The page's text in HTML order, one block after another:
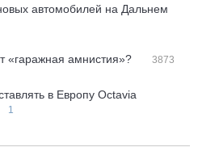
автомобилей на Дальнем
«гаражная амнистия»? 3873
в Европу Octavia
1